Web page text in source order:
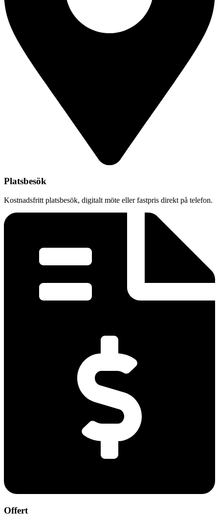
Platsbesök
Kostnadsfritt platsbesök, digitalt möte eller fastpris direkt på telefon.
Offert